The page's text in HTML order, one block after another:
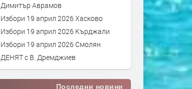
Димитър Аврамов
Избори 19 април 2026 Хасково
Избори 19 април 2026 Кърджали
Избори 19 април 2026 Смолян
ДЕНЯТ с В. Дремджиев
Последни новини